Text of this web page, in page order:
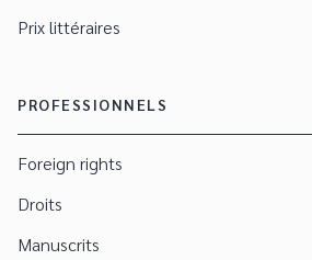
Prix littéraires
PROFESSIONNELS
Foreign rights
Droits
Manuscrits